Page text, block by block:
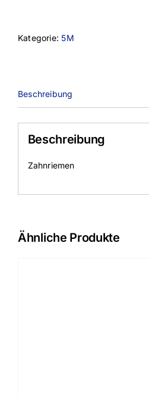
Kategorie: 5M
Beschreibung
Beschreibung
Zahnriemen
Ähnliche Produkte